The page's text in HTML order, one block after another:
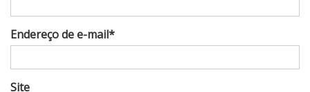
Endereço de e-mail*
Site